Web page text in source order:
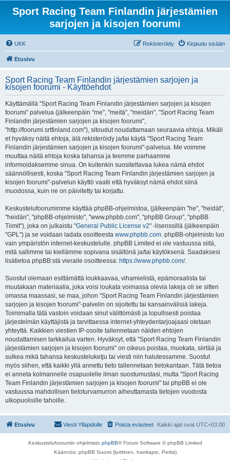
Sport Racing Team Finlandin järjestämien
sarjojen ja kisojen foorumi
UKK Kirjaudu sisään
Rekisteröidy
Etusivu
Sport Racing Team Finlandin järjestämien sarjojen ja
kisojen foorumi - Käyttöehdot
Käyttämällä "Sport Racing Team Finlandin järjestämien sarjojen ja kisojen
foorumi" palvelua (jälkeenpäin "me", "meitä", "meidän", "Sport Racing Team
Finlandin järjestämien sarjojen ja kisojen foorumi",
"http://foorumi.srtfinland.com"), sitoudut noudattamaan seuraavia ehtoja. Mikäli
et hyväksy näitä ehtoja, älä rekisteröidy ja/tai käytä "Sport Racing Team
Finlandin järjestämien sarjojen ja kisojen foorumi"-palvelua. Me voimme
muuttaa näitä ehtoja koska tahansa ja teemme parhaamme
informoidaksemme sinua. On kuitenkin suositeltavaa lukea nämä ehdot
säännöllisesti, koska "Sport Racing Team Finlandin järjestämien sarjojen ja
kisojen foorumi"-palvelun käyttö vaatii että hyväksyt nämä ehdot siinä
muodossa, kuin ne on päivitetty tai korjattu.
Keskustelufoorumimme käyttää phpBB-ohjelmistoa, (jälkeenpäin "he", "heidät",
"heidän", "phpBB-ohjelmisto", "www.phpbb.com", "phpBB Group", "phpBB
Tiimit"), joka on julkaistu "General Public License v2" -lisenssillä (jälkeenpäin
"GPL") ja se voidaan ladata osoitteesta www.phpbb.com. phpBB-ohjelmisto luo
vain ympäristön internet-keskustelulle. phpBB Limited ei ole vastuussa siitä,
mitä sallimme tai kiellämme sopivana sisältönä ja/tai käytöksenä. Saadaksesi
lisätietoa phpBB:stä vieraile osoitteessa: https://www.phpbb.com/.
Suostut olemaan esittämättä loukkaavaa, vihamielistä, epämoraalista tai
muutakaan materiaalia, joka voisi loukata voimassa olevia lakeja oli se sitten
omassa maassasi, se maa, johon "Sport Racing Team Finlandin järjestämien
sarjojen ja kisojen foorumi"-palvelin on sijoitettu tai kansainvälisiä lakeja.
Toimimalla tätä vastoin voidaan sinut välittömästi ja lopullisesti poistaa
järjestelmän käyttäjistä ja tarvittaessa internet-yhteydentarjoajaasi otetaan
yhteyttä. Kaikkien viestien IP-osoite tallennetaan näiden ehtojen
noudattamisen tarkkailua varten. Hyväksyt, että "Sport Racing Team Finlandin
järjestämien sarjojen ja kisojen foorumi" on oikeus poistaa, muokata, siirtää ja
sulkea mikä tahansa keskusteluketju tai viesti niin halutessamme. Suostut
myös siihen, että kaikki yllä annettu tieto tallennetaan tietokantaan. Tätä tietoa
ei anneta kolmannelle osapuolelle ilman suostumustasi, mutta "Sport Racing
Team Finlandin järjestämien sarjojen ja kisojen foorumi" tai phpBB ei ole
vastuussa mahdollisen tietoturvamurron aiheuttamasta tietojen vuodosta
ulkopuolisille tahoille.
Etusivu Kaikki ajat ovat UTC+03:00
Poista evästeet
Viesti Ylläpidolle
Keskustelufoorumin ohjelmisto phpBB® Forum Software © phpBB Limited
Käännös: phpBB Suomi (lurttinen, harritapio, Pettis)